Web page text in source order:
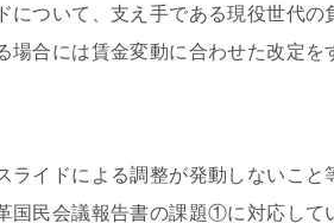
ついて、支え手である現役世代の
場合には賃金変動に合わせた改定
ライドによる調整が発動しないこと
国民会議報告書の課題①に対応して